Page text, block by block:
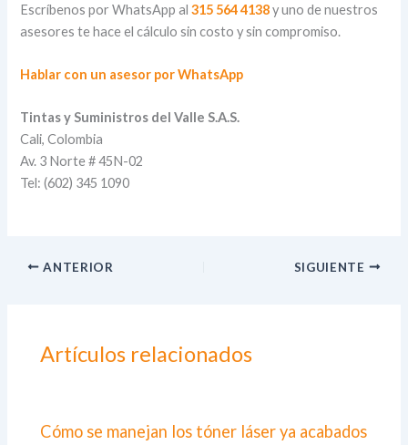
Escríbenos por WhatsApp al315 564 4138y uno de nuestros
asesores te hace el cálculo sin costo y sin compromiso.
Hablar con un asesor por WhatsApp
Tintas y Suministros del Valle S.A.S.
Cali, Colombia
Av. 3 Norte # 45N-02
Tel: (602) 345 1090
ANTERIOR SIGUIENTE
Artículos relacionados
Cómo se manejan los tóner láser ya acabados